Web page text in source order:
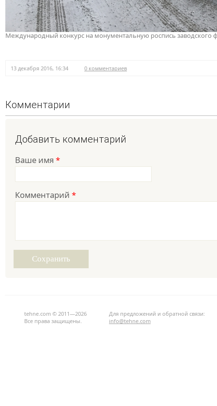
Международный конкурс на монументальную роспись заводского
13 декабря 2016, 16:34 0 комментариев
Комментарии
Добавить комментарий
Ваше имя *
Комментарий *
tehne.com © 2011—2026
Все права защищены.
Для предложений и обратной связи:
info@tehne.com